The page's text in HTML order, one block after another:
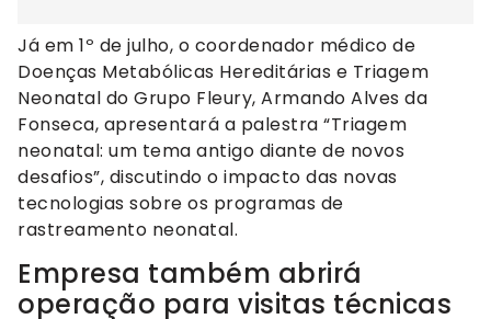
Já em 1º de julho, o coordenador médico de
Doenças Metabólicas Hereditárias e Triagem
Neonatal do Grupo Fleury, Armando Alves da
Fonseca, apresentará a palestra “Triagem
neonatal: um tema antigo diante de novos
desafios”, discutindo o impacto das novas
tecnologias sobre os programas de
rastreamento neonatal.
Empresa também abrirá
operação para visitas técnicas